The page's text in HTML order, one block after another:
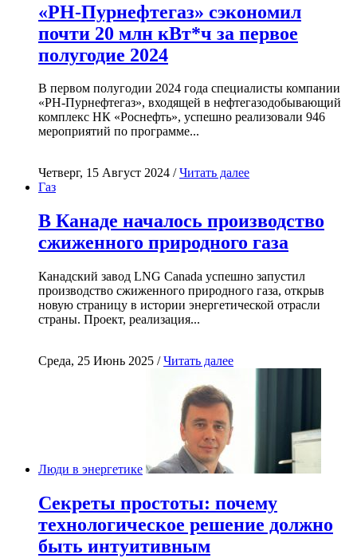
«РН-Пурнефтегаз» сэкономил
почти 20 млн кВт*ч за первое
полугодие 2024
В первом полугодии 2024 года специалисты компании
«РН-Пурнефтегаз», входящей в нефтегазодобывающий
комплекс НК «Роснефть», успешно реализовали 946
мероприятий по программе...
Четверг, 15 Август 2024 /Читать далее
Газ
В Канаде началось производство
сжиженного природного газа
Канадский завод LNG Canada успешно запустил
производство сжиженного природного газа, открыв
новую страницу в истории энергетической отрасли
страны. Проект, реализация...
Среда, 25 Июнь 2025 /Читать далее
Люди в энергетике
Секреты простоты: почему
технологическое решение должно
быть интуитивным